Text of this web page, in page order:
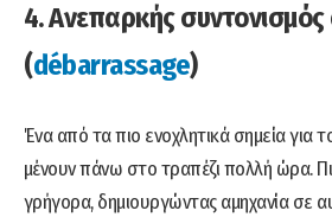
4. Ανεπαρκής
(débarrassage)
Ένα από τα πιο ενοχλητικά σημεία για
μένουν πάνω στο τραπέζι πολλή ώρα.
γρήγορα, δημιουργώντας αμηχανία σε